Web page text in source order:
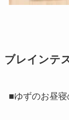
ブレインテ
■ゆずのお昼寝